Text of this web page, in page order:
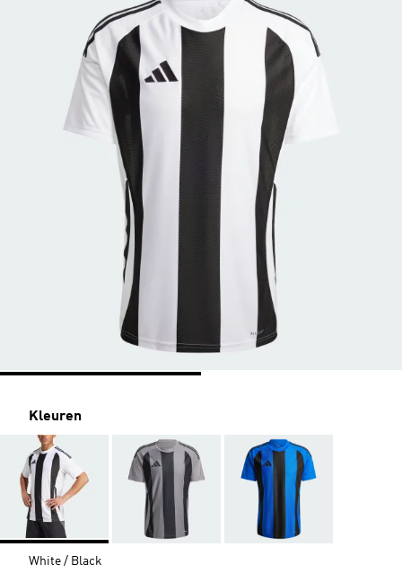
Kleuren
White / Black